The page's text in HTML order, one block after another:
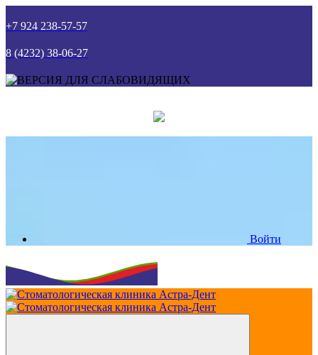
+7 924 238-57-57
8 (4232) 38-06-27
Войти